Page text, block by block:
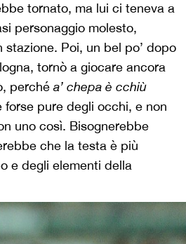
tornato, ma lui ci teneva a
personaggio molesto,
Poi, un bel po’ dopo
tornò a giocare ancora
perchéa’ chepa è cchiù
forse pure degli occhi, e non
uno così. Bisognerebbe
che la testa è più
e degli elementi della